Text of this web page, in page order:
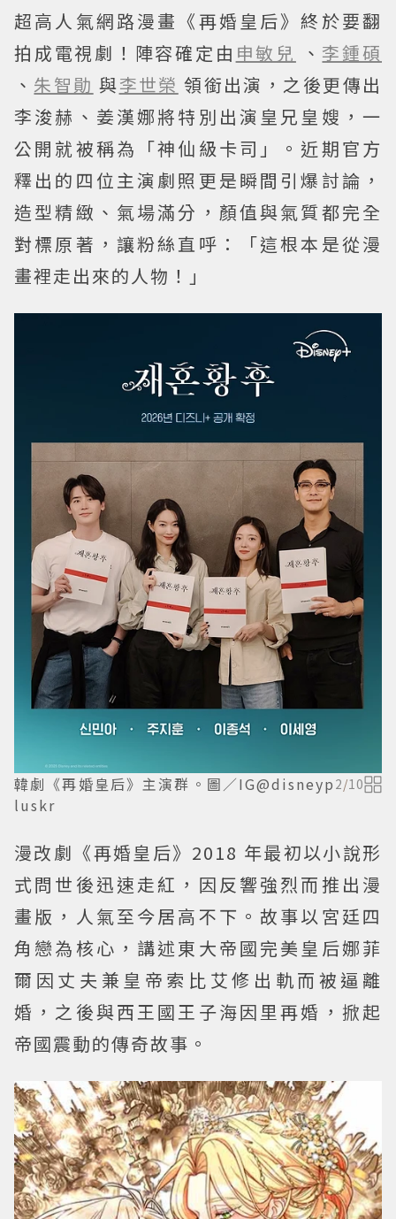
超高人氣網路漫畫《再婚皇后》終於要翻
拍成電視劇！陣容確定由 申敏兒 、 李鍾碩
、 朱智勛 與李世榮 領銜出演，之後更傳出
李浚赫、姜漢娜將特別出演皇兄皇嫂，一
公開就被稱為「神仙級卡司」。近期官方
釋出的四位主演劇照更是瞬間引爆討論，
造型精緻、氣場滿分，顏值與氣質都完全
對標原著，讓粉絲直呼：「這根本是從漫
畫裡走出來的人物！」
韓劇《再婚皇后》主演群。圖／IG@disneyp
luskr
2/10
漫改劇《再婚皇后》2018 年最初以小說形
式問世後迅速走紅，因反響強烈而推出漫
畫版，人氣至今居高不下。故事以宮廷四
角戀為核心，講述東大帝國完美皇后娜菲
爾因丈夫兼皇帝索比艾修出軌而被逼離
婚，之後與西王國王子海因里再婚，掀起
帝國震動的傳奇故事。